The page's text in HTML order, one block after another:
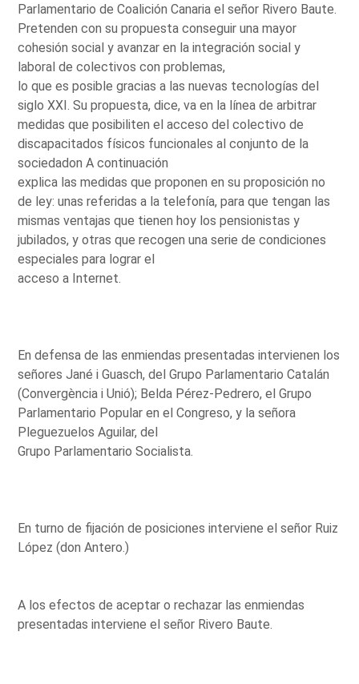
Parlamentario de Coalición Canaria el señor Rivero Baute.
Pretenden con su propuesta conseguir una mayor
cohesión social y avanzar en la integración social y
laboral de colectivos con problemas,
lo que es posible gracias a las nuevas tecnologías del
siglo XXI. Su propuesta, dice, va en la línea de arbitrar
medidas que posibiliten el acceso del colectivo de
discapacitados físicos funcionales al conjunto de la
sociedadon A continuación
explica las medidas que proponen en su proposición no
de ley: unas referidas a la telefonía, para que tengan las
mismas ventajas que tienen hoy los pensionistas y
jubilados, y otras que recogen una serie de condiciones
especiales para lograr el
acceso a Internet.
En defensa de las enmiendas presentadas intervienen los
señores Jané i Guasch, del Grupo Parlamentario Catalán
(Convergència i Unió); Belda Pérez-Pedrero, el Grupo
Parlamentario Popular en el Congreso, y la señora
Pleguezuelos Aguilar, del
Grupo Parlamentario Socialista.
En turno de fijación de posiciones interviene el señor Ruiz
López (don Antero.)
A los efectos de aceptar o rechazar las enmiendas
presentadas interviene el señor Rivero Baute.